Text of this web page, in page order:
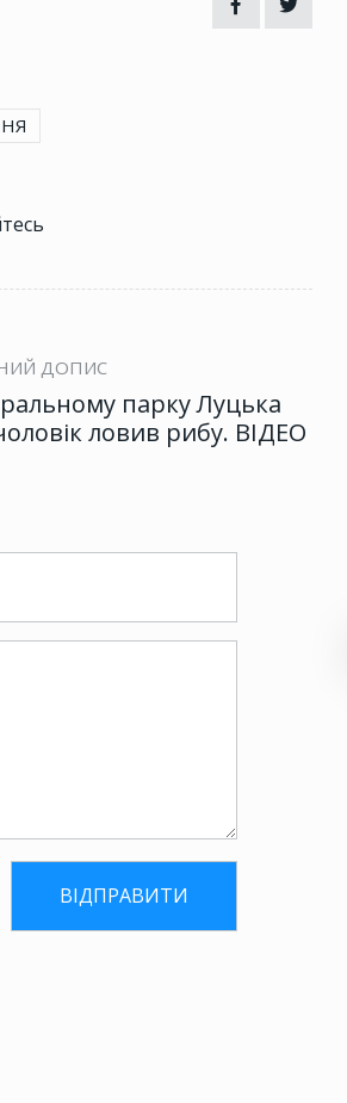
ДОПИС
парку Луцька
ловив рибу. ВІДЕО